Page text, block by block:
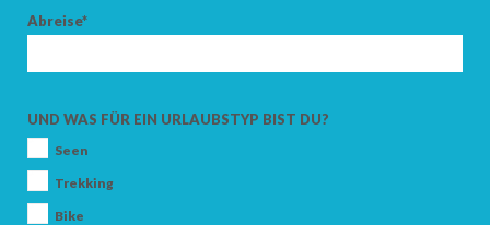
Abreise*
UND WAS FÜR EIN URLAUBSTYP BIST DU?
Seen
Trekking
Bike